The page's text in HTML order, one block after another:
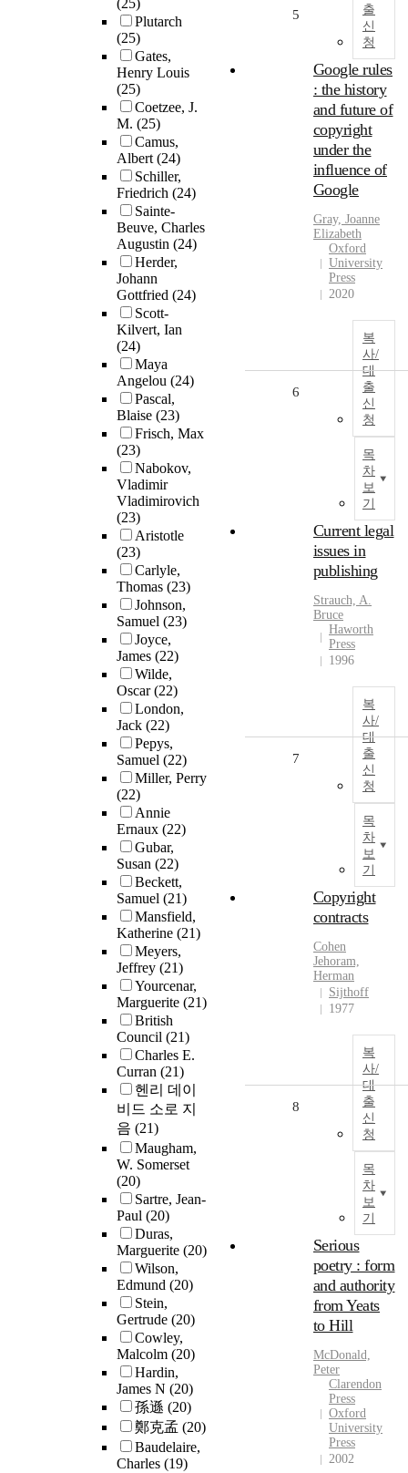
(25)
Plutarch
(25)
Gates,
Henry Louis
(25)
Coetzee, J.
M. (25)
Camus,
Albert(24)
Schiller,
Friedrich (24)
Sainte-
Beuve, Charles
Augustin (24)
Herder,
Johann
Gottfried (24)
Scott-
Kilvert, Ian
(24)
Maya
Angelou (24)
Pascal,
Blaise (23)
Frisch, Max
(23)
Nabokov,
Vladimir
Vladimirovich
(23)
Aristotle
(23)
Carlyle,
Thomas (23)
Johnson,
Samuel (23)
Joyce,
James (22)
Wilde,
Oscar(22)
London,
Jack (22)
Pepys,
Samuel (22)
Miller, Perry
(22)
Annie
Ernaux (22)
Gubar,
Susan (22)
Beckett,
Samuel (21)
Mansfield,
Katherine (21)
Meyers,
Jeffrey (21)
Yourcenar,
Marguerite (21)
British
Council (21)
Charles E.
Curran (21)
헨리 데이
비드 소로 지
음 (21)
Maugham,
W. Somerset
(20)
Sartre, Jean-
Paul (20)
Duras,
Marguerite (20)
Wilson,
Edmund (20)
Stein,
Gertrude (20)
Cowley,
Malcolm (20)
Hardin,
James N (20)
孫遜 (20)
鄭克孟 (20)
Baudelaire,
Charles (19)
출
신
청
5
Google rules
: the history
and future of
copyright
under the
influence of
Google
Gray, Joanne
Elizabeth
Oxford
University
Press
2020
복
사/
대
출
신
청
목
차
보
기
6
Current legal
issues in
publishing
Strauch, A.
Bruce
Haworth
Press
1996
복
사/
대
출
신
청
목
차
보
기
7
Copyright
contracts
Cohen
Jehoram,
Herman
Sijthoff
1977
복
사/
대
출
신
청
목
차
보
기
8
Serious
poetry : form
and authority
from Yeats
to Hill
McDonald,
Peter
Clarendon
Press
Oxford
University
Press
2002